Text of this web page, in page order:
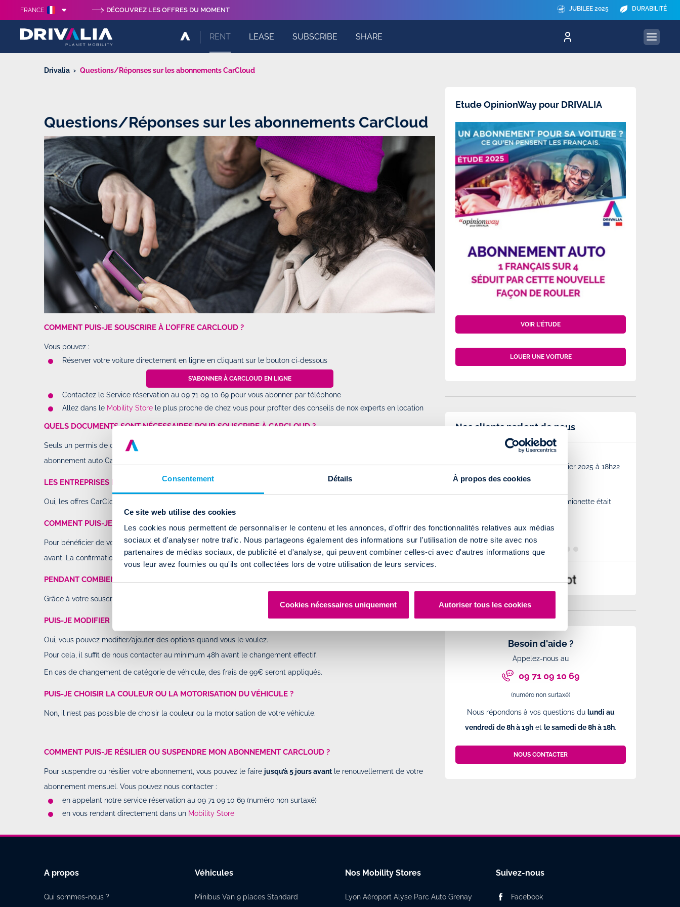
Consentement Détails À propos des cookies
Ce site web utilise des cookies
Les cookies nous permettent de personnaliser le contenu et les annonces, d'offrir des fonctionnalités relatives aux médias
sociaux et d'analyser notre trafic. Nous partageons également des informations sur l'utilisation de notre site avec nos
partenaires de médias sociaux, de publicité et d'analyse, qui peuvent combiner celles-ci avec d'autres informations que
vous leur avez fournies ou qu'ils ont collectées lors de votre utilisation de leurs services.
Cookies nécessaires uniquement Autoriser tous les cookies
FRANCE DÉCOUVREZ LES OFFRES DU MOMENT JUBILEE 2025 DURABILITÉ
RENT LEASE SUBSCRIBE SHARE
Drivalia Questions/Réponses sur les abonnements CarCloud
Questions/Réponses sur les abonnements CarCloud
COMMENT PUIS-JE SOUSCRIRE À L’OFFRE CARCLOUD ?
Vous pouvez :
Réserver votre voiture directement en ligne en cliquant sur le bouton ci-dessous
S'ABONNER À CARCLOUD EN LIGNE
Contactez le Service réservation au 09 71 09 10 69 pour vous abonner par téléphone
Allez dans le Mobility Store le plus proche de chez vous pour profiter des conseils de nox experts en location
QUELS DOCUMENTS SONT NÉCESSAIRES POUR SOUSCRIRE À CARCLOUD ?
Seuls un permis de conduire en cours de validité et un justificatif de domicile sont nécessaires pour souscrire un
abonnement auto CarCloud.
LES ENTREPRISES PEUVENT-ELLES S’ABONNER À CARCLOUD ?
Oui, les offres CarCloud sont disponibles pour les particuliers et les professionnels.
COMMENT PUIS-JE RÉSERVER UN AUTRE VÉHICULE ?
Pour bénéficier de votre véhicule au jour et à l’heure souhaitée, il faut en faire la demande avec un minimum 48 heures
avant. La confirmation de votre demande de changement est sujette à la disponibilité du véhicule.
PENDANT COMBIEN DE TEMPS MON ABONNEMENT EST VALABLE ?
Grâce à votre souscription annuelle, vous pouvez bénéficier de votre abonnement pendant un an minimum.
PUIS-JE MODIFIER MON ABONNEMENT EN COURS D’UTILISATION ?
Oui, vous pouvez modifier/ajouter des options quand vous le voulez.
Pour cela, il suffit de nous contacter au minimum 48h avant le changement effectif.
En cas de changement de catégorie de véhicule, des frais de 99€ seront appliqués.
PUIS-JE CHOISIR LA COULEUR OU LA MOTORISATION DU VÉHICULE ?
Non, il n’est pas possible de choisir la couleur ou la motorisation de votre véhicule.
COMMENT PUIS-JE RÉSILIER OU SUSPENDRE MON ABONNEMENT CARCLOUD ?
Pour suspendre ou résilier votre abonnement, vous pouvez le faire jusqu’à 5 jours avant le renouvellement de votre
abonnement mensuel. Vous pouvez nous contacter :
en appelant notre service réservation au 09 71 09 10 69 (numéro non surtaxé)
en vous rendant directement dans un Mobility Store
Etude OpinionWay pour DRIVALIA
VOIR L'ÉTUDE
LOUER UNE VOITURE
Nos clients parlent de nous
ParIsabella-Le Lundi 10 Février 2025 à 13h25
great experience. The staff was friendly and
helpful, making the process quick and easy. The
ParM. Selim DADOUCH-Le Lundi 10 Février 2025 ParSara Paci-Le Samedi 15 Février 2025 à 18h22
Tout s'est très bien passée. La camionette était
Besoin d'aide ?
Appelez-nous au
09 71 09 10 69
(numéro non surtaxé)
Nous répondons à vos questions du lundi au
vendredi de 8h à 19h et le samedi de 8h à 18h.
NOUS CONTACTER
A propos
Qui sommes-nous ?
Véhicules
Minibus Van 9 places Standard
Nos Mobility Stores
Lyon Aéroport Alyse Parc Auto Grenay
Suivez-nous
Facebook